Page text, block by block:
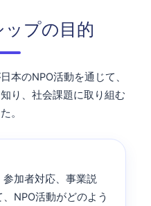
プの目的
本のNPO活動を通じて、
り、社会課題に取り組む
。
加者対応、事業説
NPO活動がどのよう